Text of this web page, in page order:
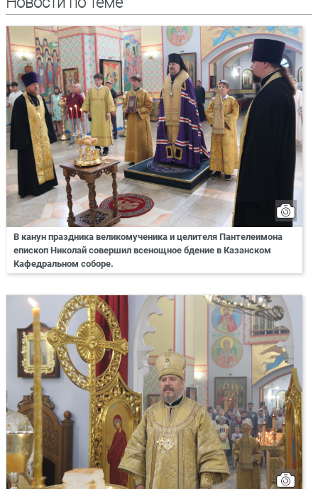
В канун праздника великомученика и целителя Пантелеимона
епископ Николай совершил всенощное бдение в Казанском
Кафедральном соборе.